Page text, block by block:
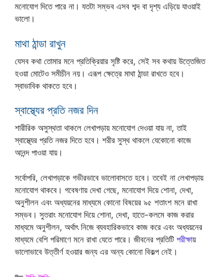
মনোযোগ দিতে পারে না। যতটা সম্ভব এসব শব্দ বা দৃশ্য এড়িয়ে যাওয়াই
ভালো।
মাথা ঠান্ডা রাখুন
যেসব কথা তোমার মনে প্রতিক্রিয়ার সৃষ্টি করে, সেই সব কথায় উত্তেজিত
হওয়া মোটেও সমীচীন নয়। এরূপ ক্ষেত্রে মাথা ঠান্ডা রাখতে হবে।
স্বাভাবিক থাকতে হবে।
স্বাস্থ্যের প্রতি নজর দিন
শারীরিক অসুস্থতা থাকলে লেখাপড়ায় মনোযোগ দেওয়া যায় না, তাই
স্বাস্থ্যের প্রতি নজর দিতে হবে। শরীর সুস্থ থাকলে যেকোনো কাজে
আনন্দ পাওয়া যায়।
সর্বোপরি, লেখাপড়াকে গভীরভাবে ভালোবাসতে হবে। তবেই না লেখাপড়ায়
মনোযোগ থাকবে। গবেষণায় দেখা গেছে, মনোযোগ দিয়ে শোনা, দেখা,
অনুশীলন এবং অধ্যয়নের মাধ্যমে কোনো বিষয়ের ৯৫ শতাংশ মনে রাখা
সম্ভব। সুতরাং মনোযোগ দিয়ে শোনা, দেখা, হাতে-কলমে কাজ করার
মাধ্যমে অনুশীলন, অর্থাৎ নিজে ব্যবহারিকভাবে কাজ করে এবং অধ্যয়নের
মাধ্যমে বেশি পরিমাণে মনে রাখা যেতে পারে। জীবনের প্রতিটি পরীক্ষায়
ভালোভাবে উত্তীর্ণ হওয়ার জন্য এর অন্য কোনো বিকল্প নেই।